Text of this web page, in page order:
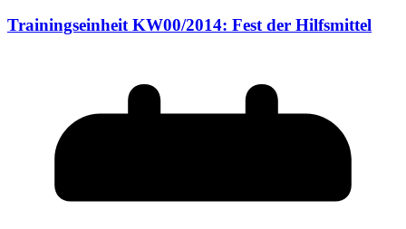
Trainingseinheit KW00/2014: Fest der Hilfsmittel